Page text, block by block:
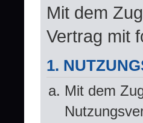
Mit dem
Vertrag mit
1.
Mit dem